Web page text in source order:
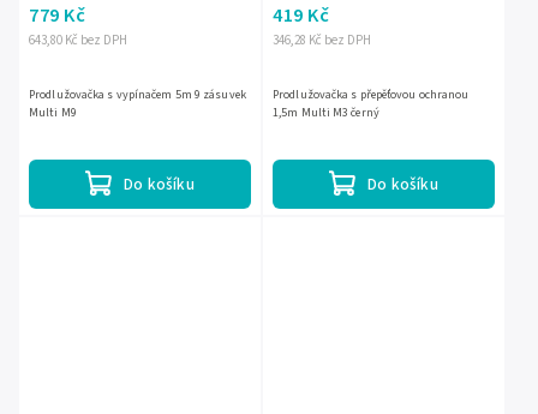
643,80 Kč bez DPH
779 Kč
Do košíku
Prodlužovačka s vypínačem 5m 9 zásuvek
Multi M9
346,28 Kč bez DPH
419 Kč
Do košíku
Prodlužovačka s přepěťovou ochranou
1,5m Multi M3 černý